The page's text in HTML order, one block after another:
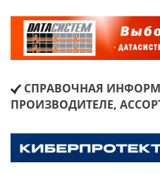
СПРАВОЧНАЯ
ПРОИЗВОДИТЕЛЕ,